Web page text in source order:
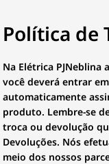
Política de
Na Elétrica PJNeblina
você deverá entrar
automaticamente
produto. Lembre-se
troca ou devolução
Devoluções. Nós
meio dos nossos